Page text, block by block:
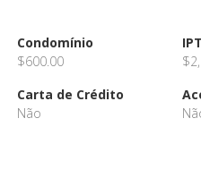
Condomínio
$600.00
Carta de Crédito
Não